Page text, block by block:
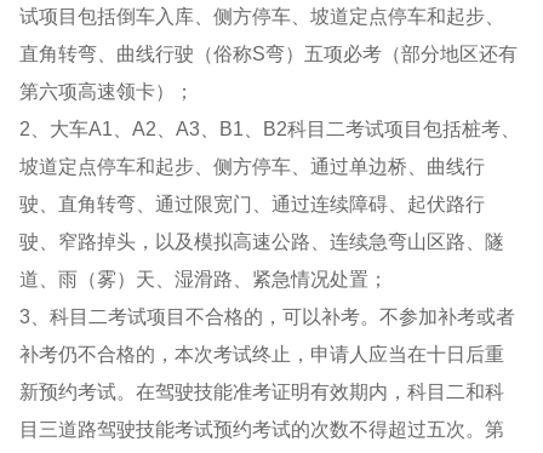
试项目包括倒车入库、侧方停车、坡道定点停车和起步、
直角转弯、曲线行驶（俗称S弯）五项必考（部分地区还有
第六项高速领卡）；
2、大车A1、A2、A3、B1、B2科目二考试项目包括桩考、
坡道定点停车和起步、侧方停车、通过单边桥、曲线行
驶、直角转弯、通过限宽门、通过连续障碍、起伏路行
驶、窄路掉头，以及模拟高速公路、连续急弯山区路、隧
道、雨（雾）天、湿滑路、紧急情况处置；
3、科目二考试项目不合格的，可以补考。不参加补考或者
补考仍不合格的，本次考试终止，申请人应当在十日后重
新预约考试。在驾驶技能准考证明有效期内，科目二和科
目三道路驾驶技能考试预约考试的次数不得超过五次。第